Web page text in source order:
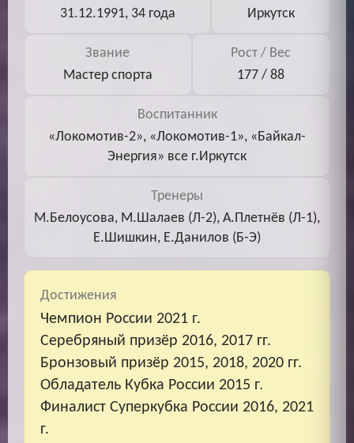
31.12.1991, 34 года
Иркутск
Звание
Мастер спорта
Рост / Вес
177 / 88
Воспитанник
«Локомотив-2», «Локомотив-1», «Байкал-
Энергия» все г.Иркутск
Тренеры
М.Белоусова, М.Шалаев (Л-2), А.Плетнёв (Л-1),
Е.Шишкин, Е.Данилов (Б-Э)
Достижения
Чемпион России 2021 г.
Серебряный призёр 2016, 2017 гг.
Бронзовый призёр 2015, 2018, 2020 гг.
Обладатель Кубка России 2015 г.
Финалист Суперкубка России 2016, 2021
г.